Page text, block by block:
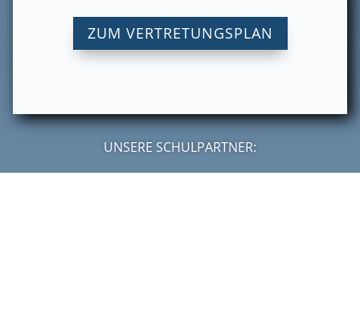
ZUM VERTRETUNGSPLAN
UNSERE SCHULPARTNER: